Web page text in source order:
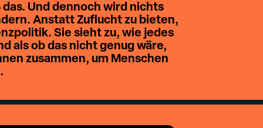
das. Und dennoch wird nichts
Anstatt Zuflucht zu bieten,
Sie sieht zu, wie jedes
als ob das nicht genug wäre,
zusammen, um Menschen